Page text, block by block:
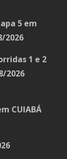
5 em
2026
1 e 2
2026
CUIABÁ